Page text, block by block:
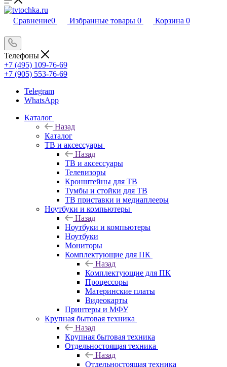
Сравнение0 Избранные товары 0 Корзина 0
Телефоны
+7 (495) 109-76-69
+7 (905) 553-76-69
Telegram
WhatsApp
Каталог
Назад
Каталог
ТВ и аксессуары
Назад
ТВ и аксессуары
Телевизоры
Кронштейны для ТВ
Тумбы и стойки для ТВ
ТВ приставки и медиаплееры
Ноутбуки и компьютеры
Назад
Ноутбуки и компьютеры
Ноутбуки
Мониторы
Комплектующие для ПК
Назад
Комплектующие для ПК
Процессоры
Материнские платы
Видеокарты
Принтеры и МФУ
Крупная бытовая техника
Назад
Крупная бытовая техника
Отдельностоящая техника
Назад
Отдельностоящая техника